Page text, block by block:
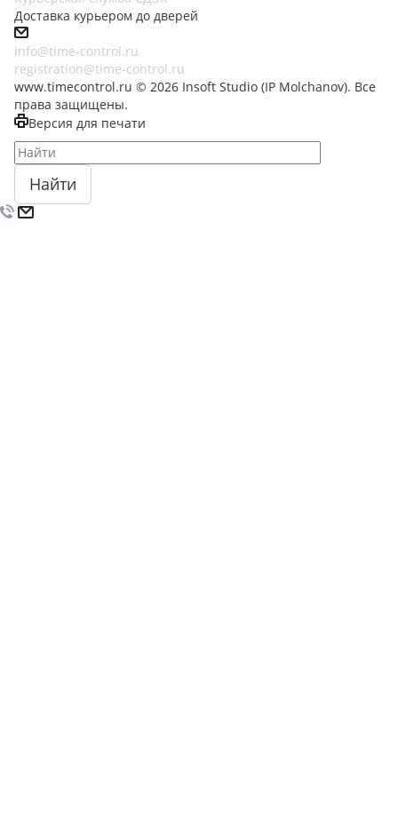
Доставка курьером до дверей
info@time-control.ru
registration@time-control.ru
www.timecontrol.ru © 2026 Insoft Studio (IP Molchanov). Все
права защищены.
Версия для печати
Найти